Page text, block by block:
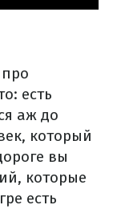
есть
аж до
который
вы
которые
есть